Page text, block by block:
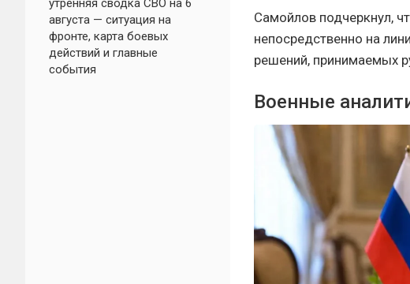
утренняя сводка СВО на 6
августа — ситуация на
фронте, карта боевых
действий и главные
события
Самойлов подчеркнул,
непосредственно на
решений, принимаемых
Военные